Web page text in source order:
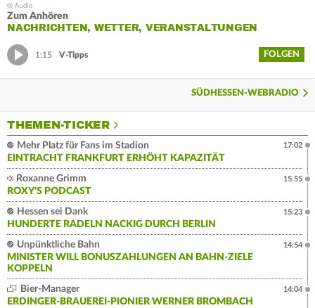
Zum Anhören
NACHRICHTEN, WETTER, VERANSTALTUNGEN
1:15 V-Tipps FOLGEN
SÜDHESSEN-WEBRADIO
THEMEN-TICKER
Mehr Platz für Fans im Stadion
EINTRACHT FRANKFURT ERHÖHT KAPAZITÄT
17:02
Roxanne Grimm
ROXY'S PODCAST
15:55
Hessen sei Dank
HUNDERTE RADELN NACKIG DURCH BERLIN
15:23
Unpünktliche Bahn
MINISTER WILL BONUSZAHLUNGEN AN BAHN-ZIELE
KOPPELN
14:54
Bier-Manager
ERDINGER-BRAUEREI-PIONIER WERNER BROMBACH
14:04